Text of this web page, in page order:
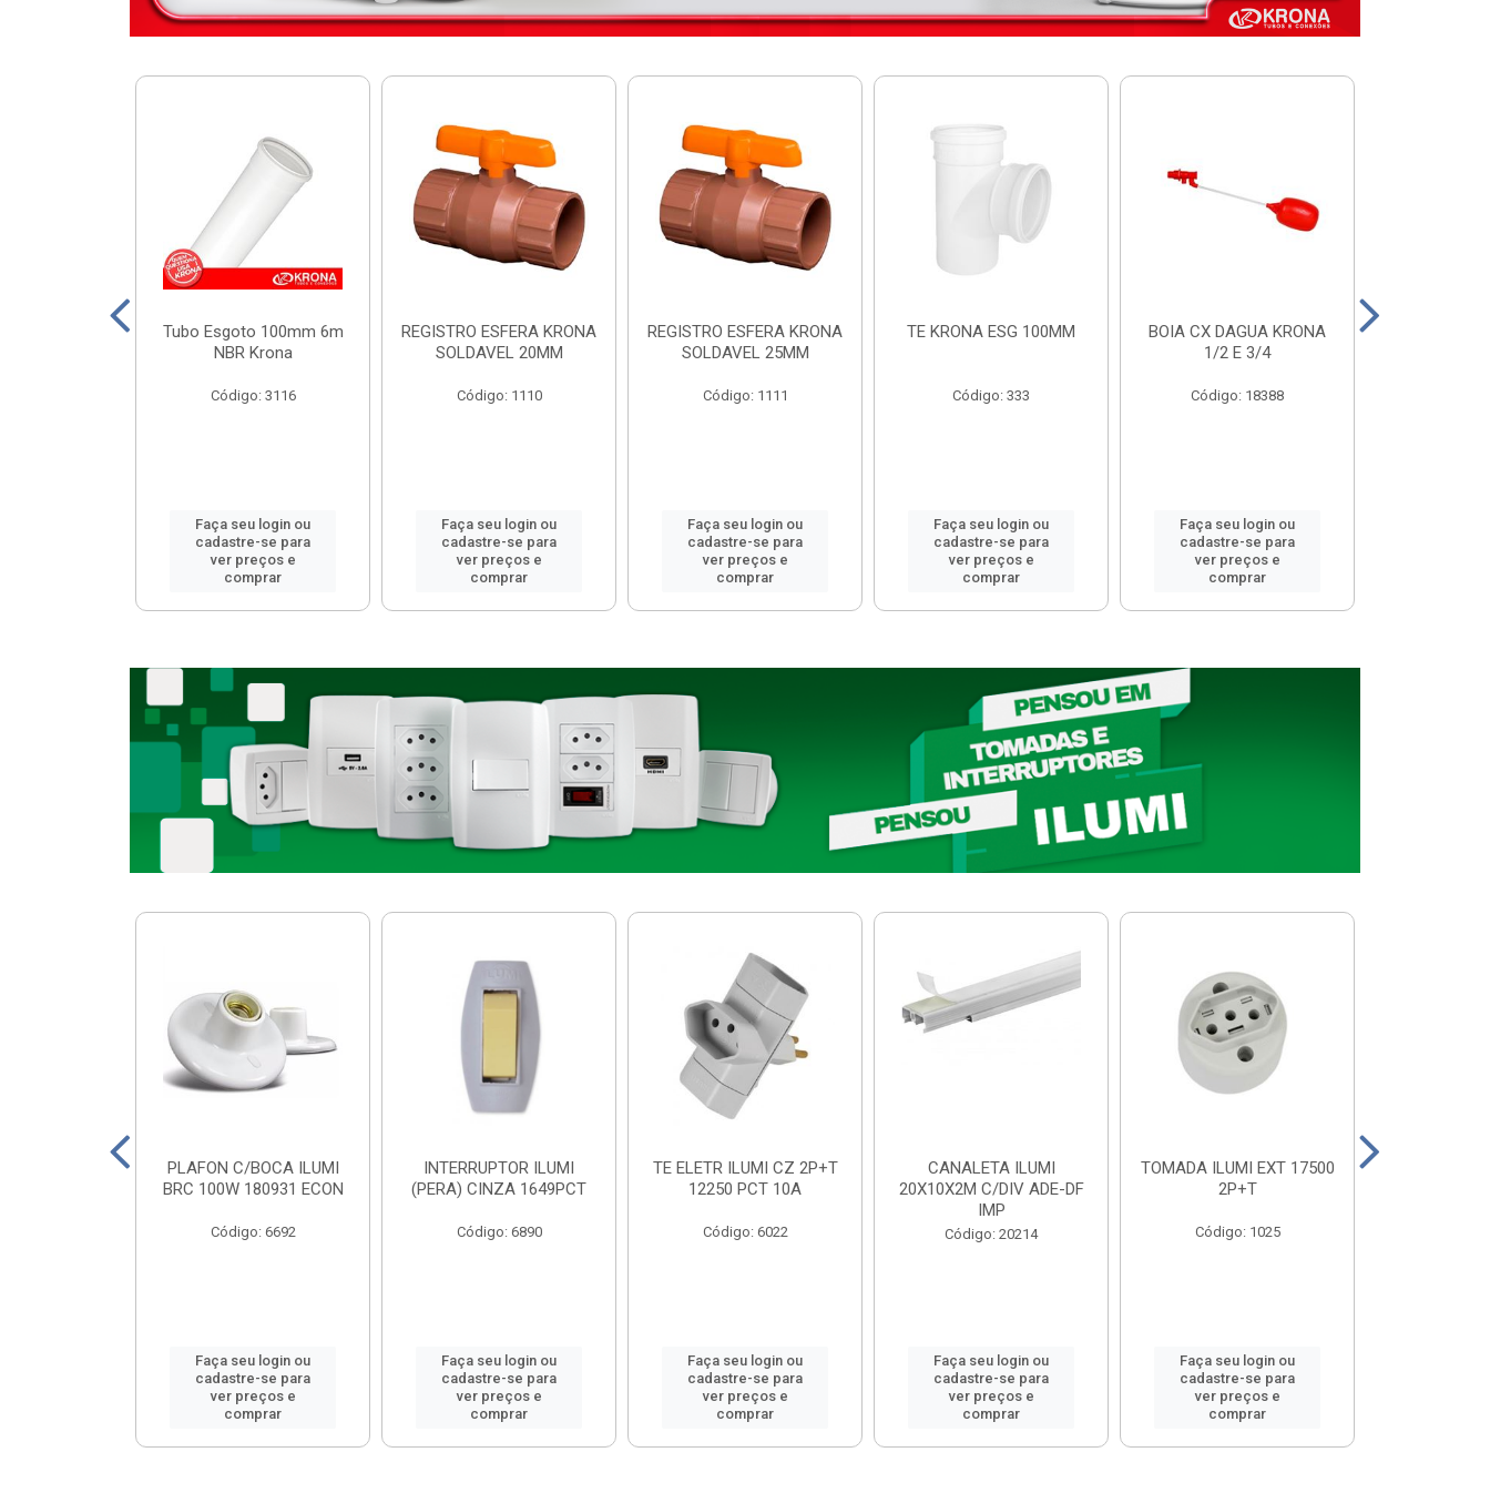
Tubo Esgoto 100mm 6m
NBR Krona
Código: 3116
Faça seu login ou
cadastre-se para
ver preços e
comprar
REGISTRO ESFERA KRONA
SOLDAVEL 20MM
Código: 1110
Faça seu login ou
cadastre-se para
ver preços e
comprar
REGISTRO ESFERA KRONA
SOLDAVEL 25MM
Código: 1111
Faça seu login ou
cadastre-se para
ver preços e
comprar
TE KRONA ESG 100MM
Código: 333
Faça seu login ou
cadastre-se para
ver preços e
comprar
BOIA CX DAGUA KRONA
1/2 E 3/4
Código: 18388
Faça seu login ou
cadastre-se para
ver preços e
comprar
PLAFON C/BOCA ILUMI
BRC 100W 180931 ECON
Código: 6692
Faça seu login ou
cadastre-se para
ver preços e
comprar
INTERRUPTOR ILUMI
(PERA) CINZA 1649PCT
Código: 6890
Faça seu login ou
cadastre-se para
ver preços e
comprar
TE ELETR ILUMI CZ 2P+T
12250 PCT 10A
Código: 6022
Faça seu login ou
cadastre-se para
ver preços e
comprar
CANALETA ILUMI
20X10X2M C/DIV ADE-DF
IMP
Código: 20214
Faça seu login ou
cadastre-se para
ver preços e
comprar
TOMADA ILUMI EXT 17500
2P+T
Código: 1025
Faça seu login ou
cadastre-se para
ver preços e
comprar